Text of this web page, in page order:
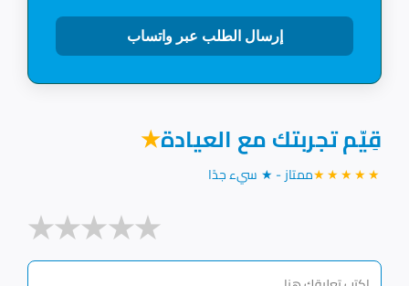
إرسال الطلب عبر واتساب
قِيّم تجربتك مع العيادة★
★★★★★ممتاز - ★ سيء جدًا
★★★★★